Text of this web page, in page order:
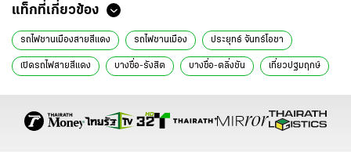
แท็กที่เกี่ยวข้อง
รถไฟชานเมืองสายสีแดง รถไฟชานเมือง ประยุทธ์ จันทร์โอชา
เปิดรถไฟสายสีแดง บางซื่อ-รังสิต บางซื่อ-ตลิ่งชัน เที่ยวปฐมฤกษ์